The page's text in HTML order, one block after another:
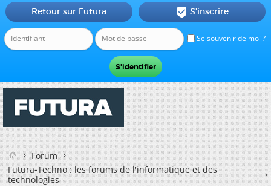
Se souvenir de moi ?
Retour sur Futura  S'inscrire
Forum
Futura-Techno : les forums de l'informatique et des
technologies